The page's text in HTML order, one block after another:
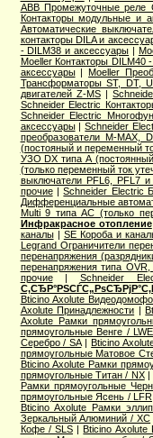
ABB Промежуточные реле
Контакторы модульные и
Автоматические
контакторы DILA и
- DILM38 и аксессуары |
Moeller Контакторы DILM40
аксессуары|Moeller
Трансформаторы ST, DT,
двигателей Z-MS|
Schneider Electric
Schneider Electric
аксессуары|Schneider
преобразователи M-MAX,
(постояный и переменный
УЗО DX типа А
(только переменный ток
выключатели PFL6, PFL7 и
прочие|Schneider Electric
Дифференциальные
Multi 9 типа АС (только
Инфракрасное отопление
каналы| SE Короба и
Legrand Ограничители
перенапряжения
перенапряжения типа
прочие|Schneider
Bticino Axolute
Axolute Принадлежности |
Axolute Рамки
прямоугольные Венге / LWE
Серебро / SA|Bticino
прямоугольные Матовое
Bticino Axolute Рамки
прямоугольные Титан / NX|
Рамки прямоугольные
прямоугольные Ясень / LFR
Bticino Axolute Рамки
Зеркальный Алюминий / XC
Кофе / SLS|Bticino Axolute